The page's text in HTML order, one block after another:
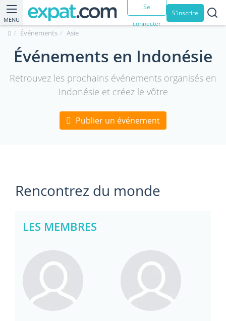
MENU
Se
connecter
S'inscrire
Événements Asie
Événements en Indonésie
Retrouvez les prochains événements organisés en
Indonésie et créez le vôtre
Publier un événement
Rencontrez du monde
LES MEMBRES